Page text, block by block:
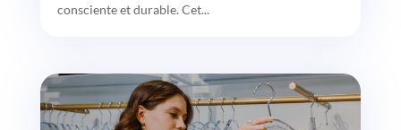
consciente et durable. Cet...